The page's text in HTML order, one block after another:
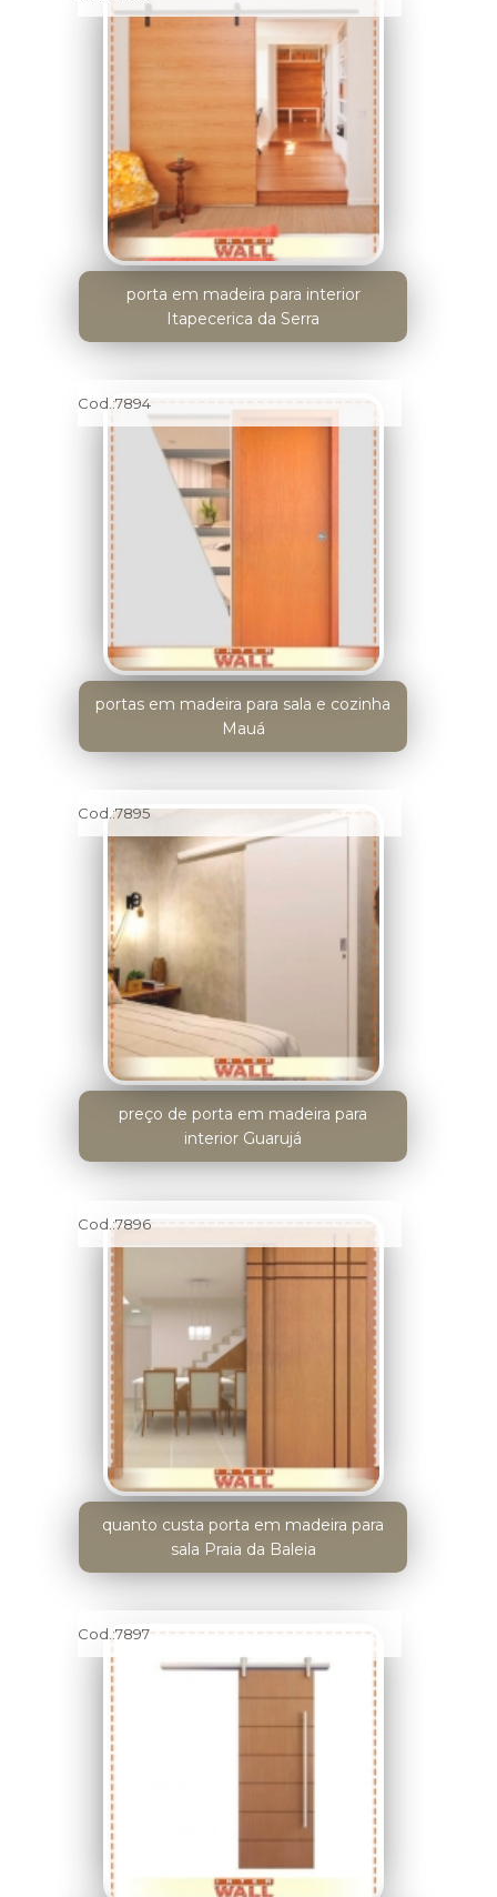
porta em madeira para interior
Itapecerica da Serra
Cod.:7894
portas em madeira para sala e cozinha
Mauá
Cod.:7895
preço de porta em madeira para
interior Guarujá
Cod.:7896
quanto custa porta em madeira para
sala Praia da Baleia
Cod.:7897